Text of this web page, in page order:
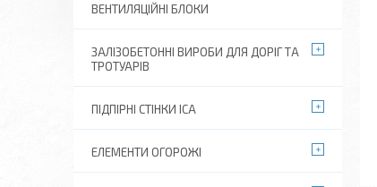
ВЕНТИЛЯЦІЙНІ БЛОКИ
ЗАЛІЗОБЕТОННІ ВИРОБИ ДЛЯ ДОРІГ ТА
ТРОТУАРІВ
ПІДПІРНІ СТІНКИ ІСА
ЕЛЕМЕНТИ ОГОРОЖІ